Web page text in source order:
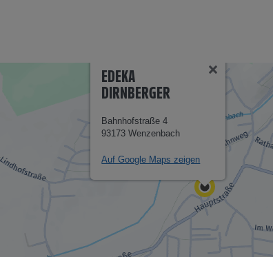
EDEKA
DIRNBERGER
Bahnhofstraße 4
93173 Wenzenbach
Auf Google Maps zeigen